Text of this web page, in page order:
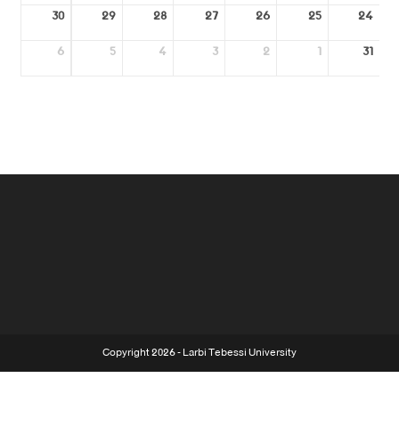
24
25
26
27
28
29
30
31
1
2
3
4
5
6
Copyright 2026 - Larbi Tebessi University